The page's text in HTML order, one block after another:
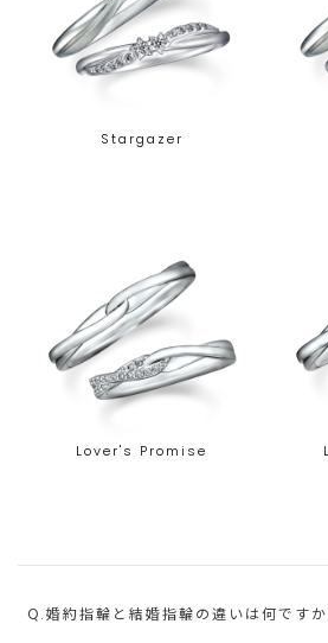
Stargazer
Lover's Promise
Q.婚約指輪と結婚指輪の違いは何ですか